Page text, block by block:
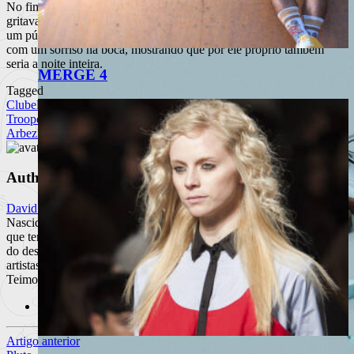
MERGE 4
No fim do set, ninguém queria acreditar que já tinha acabado e todos
gritavam por mais. Pascal ainda passou mais uma faixa, e perante
um público super assanhado que não o queria deixar ir embora, saiu
com um sorriso na boca, mostrando que por ele próprio também
seria a noite inteira.
Tagged
Clubelectro
Troopers
FrançaGoldenboy Ladytron Lisboaluxmiss kittin
ArbezRock The Hacker Vitalic
Author
David Carvalho
Nascido em 1980, David Carvalho é um artista e designer nacional
que tem vindo a desenvolver o seu trabalho em inúmeras disciplinas
do design, seja em nome próprio, seja em conjunto com vários
artistas um pouco por todo o mundo. Irreverente, Inconformado,
Teimoso são alguns dos seus defeitos.
Artigo anterior